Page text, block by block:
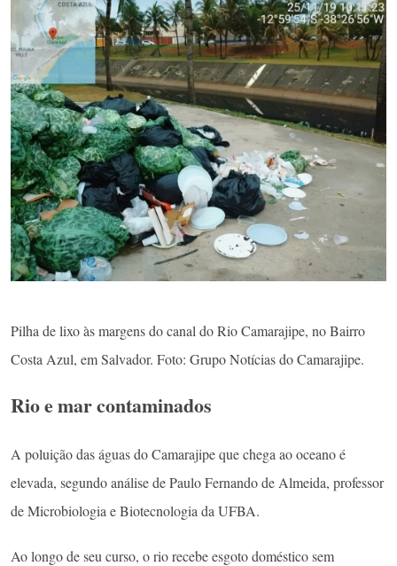
Pilha de lixo às margens do canal do Rio Camarajipe, no Bairro
Costa Azul, em Salvador. Foto: Grupo Notícias do Camarajipe.
Rio e mar contaminados
A poluição das águas do Camarajipe que chega ao oceano é
elevada, segundo análise de Paulo Fernando de Almeida, professor
de Microbiologia e Biotecnologia da UFBA.
Ao longo de seu curso, o rio recebe esgoto doméstico sem